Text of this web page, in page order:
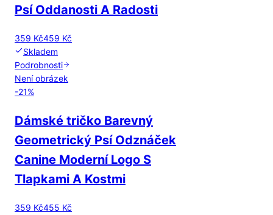
Psí Oddanosti A Radosti
359 Kč459 Kč
Skladem
Podrobnosti
Není obrázek
-21%
Dámské tričko Barevný
Geometrický Psí Odznáček
Canine Moderní Logo S
Tlapkami A Kostmi
359 Kč455 Kč